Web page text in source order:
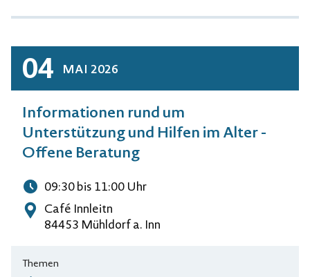
Informationen rund um
Unterstützung und Hilfen im Alter -
Offene Beratung
04 MAI 2026
Uhrzeit
09:30bis 11:00 Uhr
Adresse
Café Innleitn
84453 Mühldorf a. Inn
Themen